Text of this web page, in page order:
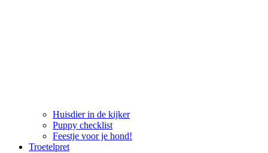
Huisdier in de kijker
Puppy checklist
Feestje voor je hond!
Troetelpret